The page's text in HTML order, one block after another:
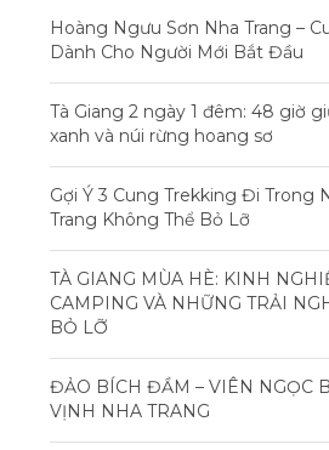
Hoàng Ngưu Sơn Nha Trang –
Dành Cho Người Mới Bắt Đầu
Tà Giang 2 ngày 1 đêm: 48 giờ
xanh và núi rừng hoang sơ
Gợi Ý 3 Cung Trekking Đi Trong
Trang Không Thể Bỏ Lỡ
TÀ GIANG MÙA HÈ: KINH
CAMPING VÀ NHỮNG TRẢI
BỎ LỠ
ĐẢO BÍCH ĐẦM – VIÊN NGỌC
VỊNH NHA TRANG